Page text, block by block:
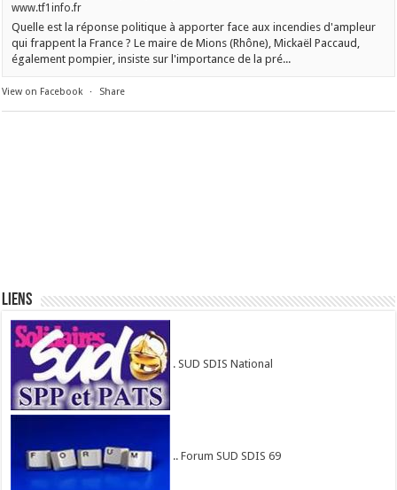
www.tf1info.fr
Quelle est la réponse politique à apporter face aux incendies d'ampleur
qui frappent la France ? Le maire de Mions (Rhône), Mickaël Paccaud,
également pompier, insiste sur l'importance de la pré...
View on Facebook · Share
Liens
. SUD SDIS National
.. Forum SUD SDIS 69